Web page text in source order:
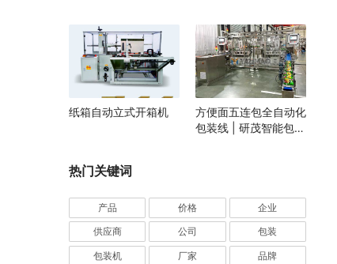
纸箱自动立式开箱机
方便面五连包全自动化
包装线 | 研茂智能包装
热门关键词
产品 价格 企业
供应商 公司 包装
包装机 厂家 品牌